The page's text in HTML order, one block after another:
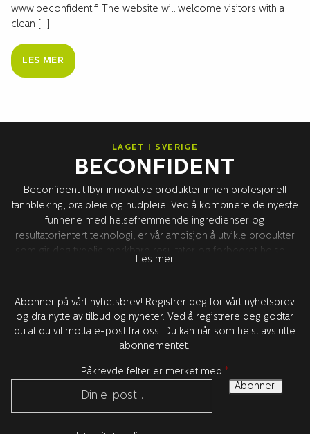
www.beconfident.fi The website will welcome visitors with a
clean […]
LES MER
LAGET I SVERIGE
BECONFIDENT
Beconfident tilbyr innovative produkter innen profesjonell
tannbleking, oralpleie og hudpleie. Ved å kombinere de nyeste
funnene med helsefremmende ingredienser og
resultatorientert teknologi, er vår ambisjon å utvikle produkter
som gir deg tydelig merkbare resultater og forbedret helse –
produktene er testet og godkjent av tannleger.
Les mer
Abonner på vårt nyhetsbrev! Registrer deg for vårt nyhetsbrev
og dra nytte av tilbud og nyheter. Ved å registrere deg godtar
du at du vil motta e-post fra oss. Du kan når som helst avslutte
abonnementet.
Påkrevde felter er merket med *